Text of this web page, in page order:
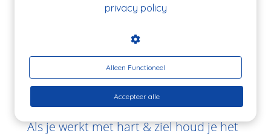
Stap 3: Soul Power
Als je werkt met hart & ziel houd je het
privacy policy
Alleen Functioneel
Accepteer alle